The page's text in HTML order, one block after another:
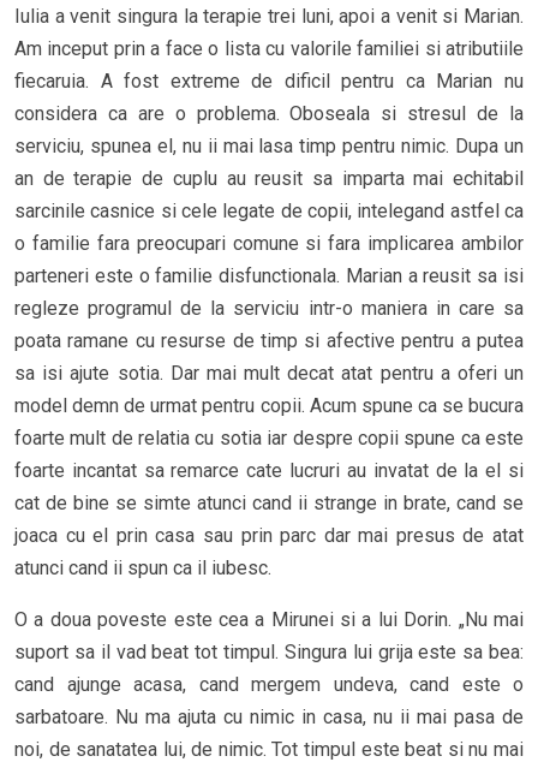
Iulia a venit singura la terapie trei luni, apoi a venit si Marian.
Am inceput prin a face o lista cu valorile familiei si atributiile
fiecaruia. A fost extreme de dificil pentru ca Marian nu
considera ca are o problema. Oboseala si stresul de la
serviciu, spunea el, nu ii mai lasa timp pentru nimic. Dupa un
an de terapie de cuplu au reusit sa imparta mai echitabil
sarcinile casnice si cele legate de copii, intelegand astfel ca
o familie fara preocupari comune si fara implicarea ambilor
parteneri este o familie disfunctionala. Marian a reusit sa isi
regleze programul de la serviciu intr-o maniera in care sa
poata ramane cu resurse de timp si afective pentru a putea
sa isi ajute sotia. Dar mai mult decat atat pentru a oferi un
model demn de urmat pentru copii. Acum spune ca se bucura
foarte mult de relatia cu sotia iar despre copii spune ca este
foarte incantat sa remarce cate lucruri au invatat de la el si
cat de bine se simte atunci cand ii strange in brate, cand se
joaca cu el prin casa sau prin parc dar mai presus de atat
atunci cand ii spun ca il iubesc.
O a doua poveste este cea a Mirunei si a lui Dorin. „Nu mai
suport sa il vad beat tot timpul. Singura lui grija este sa bea:
cand ajunge acasa, cand mergem undeva, cand este o
sarbatoare. Nu ma ajuta cu nimic in casa, nu ii mai pasa de
noi, de sanatatea lui, de nimic. Tot timpul este beat si nu mai